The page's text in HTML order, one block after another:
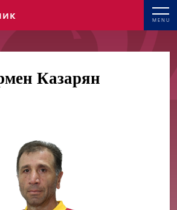
MENU
Казарян